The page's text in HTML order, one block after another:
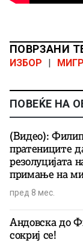
ПОВРЗАНИ
ИЗБОР
ПОВЕЌЕ НА
(Видео):
пратениците
резолуцијата
примање на
пред 8 мес.
Андовска до
сокриј се!